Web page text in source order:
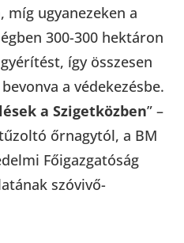
míg ugyanezeken a
300-300 hektáron
így összesen
a védekezésbe.
a Szigetközben” –
őrnagytól, a BM
Főigazgatóság
szóvivő-